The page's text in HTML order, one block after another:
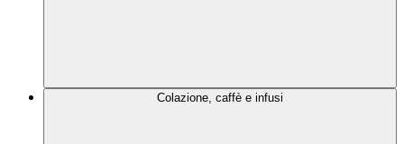
Colazione, caffè e infusi